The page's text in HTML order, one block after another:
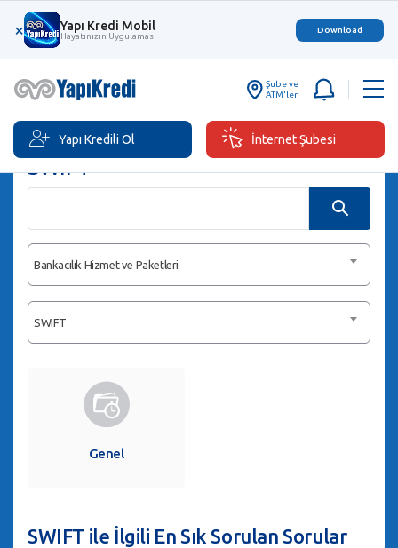
× Yapı Kredi Mobil
Hayatınızın Uygulaması
Download
Şube ve
ATM'ler
Yapı Kredili Ol İnternet Şubesi
SWIFT
Bankacılık Hizmet ve Paketleri
SWIFT
Genel
SWIFT ile İlgili En Sık Sorulan Sorular